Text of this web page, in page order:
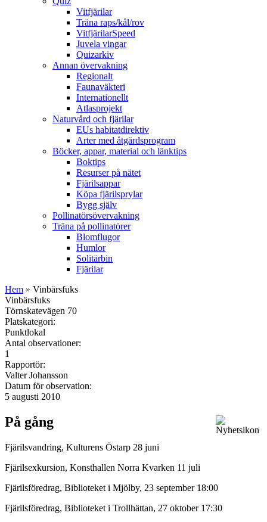
Vitfjärilar
Träna raps/kål/rov
VitfjärilarSpeed
Juvela vingar
Quizarkiv
Annan övervakning
Regionalt
Faunaväkteri
Internationellt
Atlasprojekt
Naturvård och fjärilar
EUs habitatdirektiv
Arter med åtgärdsprogram
Böcker, appar, material och länktips
Boktips
Resurser på nätet
Fjärilsappar
Köpa fjärilsprylar
Bygg själv
Pollinatörsövervakning
Träna på pollinatörer
Blomflugor
Humlor
Solitärbin
Fjärilar
Hem » Vinbärsfuks
Vinbärsfuks
Törnskatevägen 70
Platskategori:
Punktlokal
Antal observationer:
1
Rapportör:
Valter Johansson
Datum för observation:
5 augusti 2010
På gång
Fjärilsvandring, Kulturens Östarp 28 juni
Fjärilsexkursion, Konsthallen Norra Kvarken 11 juli
Fjärilsföredrag, Biblioteket i Mjölby, 23 september 18:00
Fjärilsföredrag, Biblioteket i Trollhättan, 27 oktober 17:30